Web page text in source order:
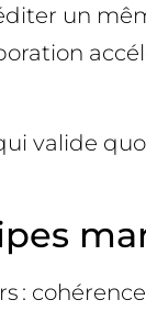
un
valide
: